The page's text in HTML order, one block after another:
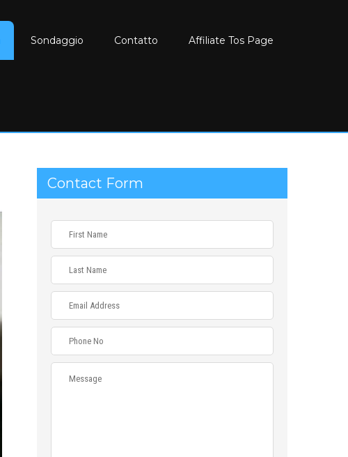
Sondaggio Contatto Affiliate Tos Page
Contact Form